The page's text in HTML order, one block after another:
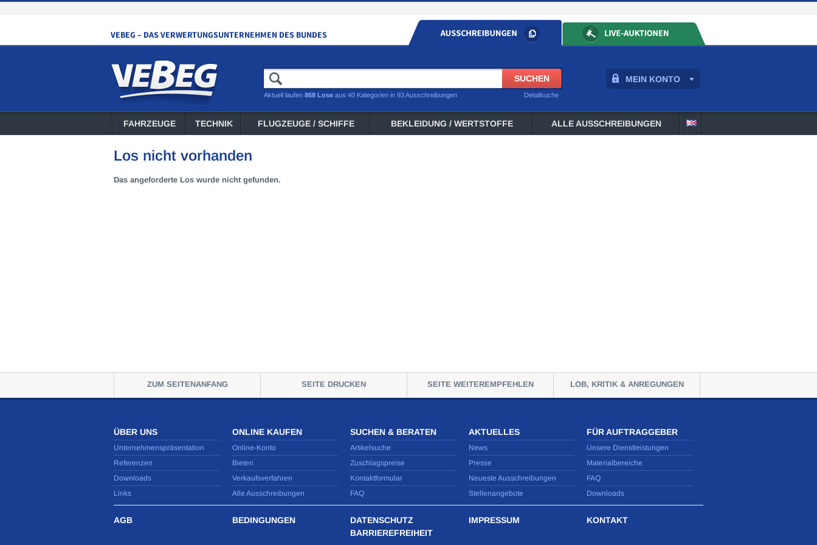
MEIN KONTO
Detailsuche
Aktuell laufen 868 Lose aus 40 Kategorien in 93 Ausschreibungen
FAHRZEUGE TECHNIK FLUGZEUGE / SCHIFFE BEKLEIDUNG / WERTSTOFFE ALLE AUSSCHREIBUNGEN
Los nicht vorhanden
Das angeforderte Los wurde nicht gefunden.
ZUM SEITENANFANG SEITE DRUCKEN SEITE WEITEREMPFEHLEN LOB, KRITIK & ANREGUNGEN
ÜBER UNS
Unternehmenspräsentation
Referenzen
Downloads
Links
ONLINE KAUFEN
Online-Konto
Bieten
Verkaufsverfahren
Alle Ausschreibungen
SUCHEN & BERATEN
Artikelsuche
Zuschlagspreise
Kontaktformular
FAQ
AKTUELLES
News
Presse
Neueste Ausschreibungen
Stellenangebote
FÜR AUFTRAGGEBER
Unsere Dienstleistungen
Materialbereiche
FAQ
Downloads
AGB BEDINGUNGEN
DATENSCHUTZ
BARRIEREFREIHEIT
IMPRESSUM KONTAKT